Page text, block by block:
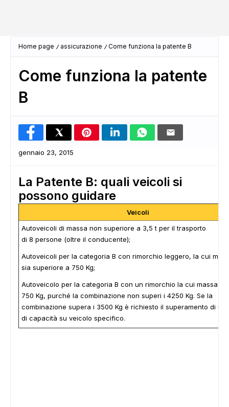
Home page assicurazione Come funziona la patente B
Come funziona la patente
B
gennaio 23, 2015
La Patente B: quali veicoli si
possono guidare
Veicoli
Autoveicoli di massa non superiore a 3,5 t per il trasporto
di 8 persone (oltre il conducente);
Autoveicoli per la categoria B con rimorchio leggero, la cui
sia superiore a 750 Kg;
Autoveicolo per la categoria B con un rimorchio la cui massa
750 Kg, purché la combinazione non superi i 4250 Kg. Se la
combinazione supera i 3500 Kg è richiesto il superamento di
di capacità su veicolo specifico.